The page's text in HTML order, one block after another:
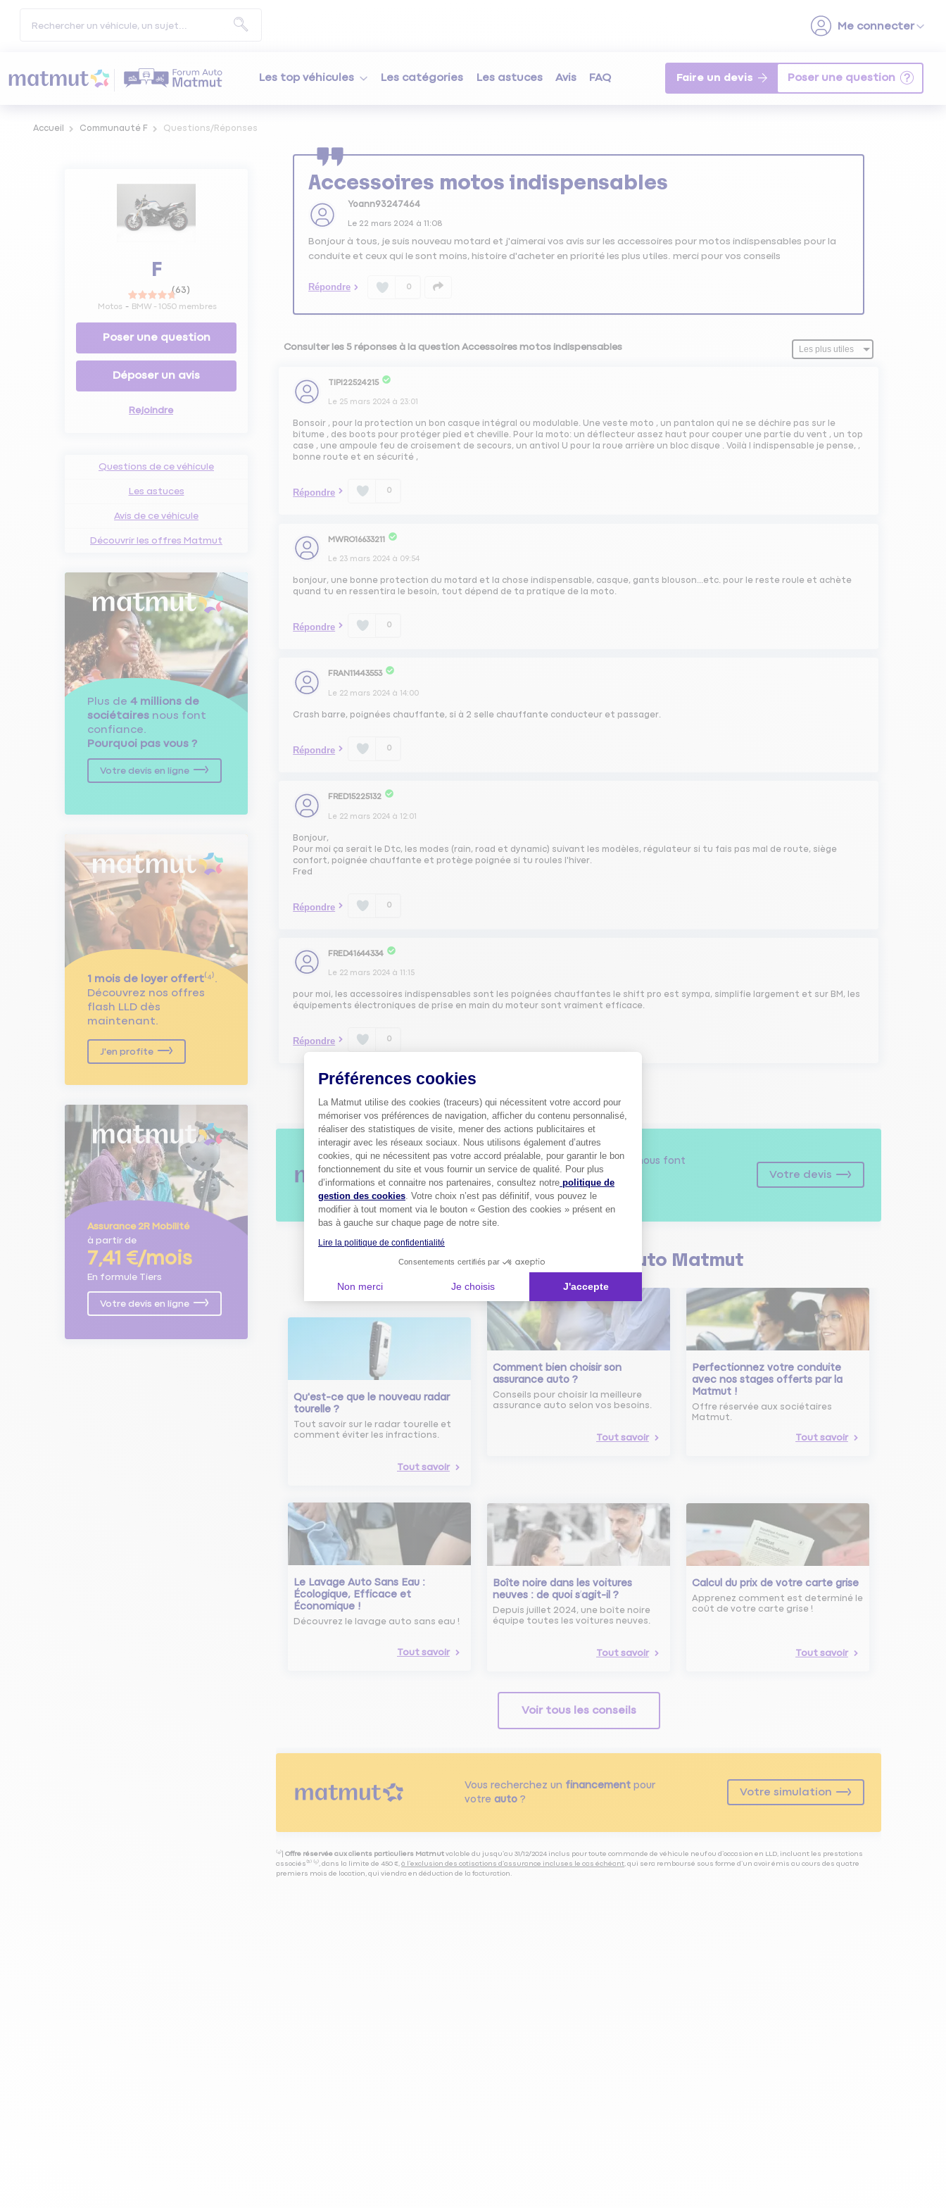
Les top véhicules Les catégories Les astuces Avis FAQ Faire un devis
Accueil Communauté F Questions/Réponses
F
(63)
Motos BMW- 1050membres
Poser une question
Déposer un avis
Rejoindre
Questions de ce véhicule
Les astuces
Avis de ce véhicule
Découvrir les offres Matmut
Plus de 4 millions de
sociétaires nous font
confiance.
Pourquoi pas vous ?
Votre devis en ligne
1 mois de loyer offert⁽⁴⁾.
Découvrez nos offres
flash LLD dès
maintenant.
J'en profite
Assurance 2R Mobilité
à partir de
7,41 €/mois
En formule Tiers
Votre devis en ligne
Accessoires motos indispensables
Yoann93247464
Le 22 mars 2024à 11:08
Bonjour à tous, je suis nouveau motard et j'aimerai vos avis sur les accessoires pour motos indispensables pour la
conduite et ceux qui le sont moins, histoire d'acheter en priorité les plus utiles. merci pour vos conseils
Répondre 0
Consulter les 5 réponses à la question Accessoires motos indispensables
TIPI22524215
Le 25 mars 2024 à 23:01
Bonsoir , pour la protection un bon casque intégral ou modulable. Une veste moto , un pantalon qui ne se déchire pas sur le
bitume , des boots pour protéger pied et cheville. Pour la moto: un déflecteur assez haut pour couper une partie du vent , un top
case , une ampoule feu de croisement de secours, un antivol U pour la roue arrière un bloc disque . Voilà l indispensable je pense, ,
bonne route et en sécurité ,
Répondre 0
MWRO16633211
Le 23 mars 2024 à 09:54
bonjour, une bonne protection du motard et la chose indispensable, casque, gants blouson...etc. pour le reste roule et achète
quand tu en ressentira le besoin, tout dépend de ta pratique de la moto.
Répondre 0
FRAN11443553
Le 22 mars 2024 à 14:00
Crash barre, poignées chauffante, si à 2 selle chauffante conducteur et passager.
Répondre 0
FRED15225132
Le 22 mars 2024 à 12:01
Bonjour,
Pour moi ça serait le Dtc, les modes (rain, road et dynamic) suivant les modèles, régulateur si tu fais pas mal de route, siège
confort, poignée chauffante et protège poignée si tu roules l'hiver.
Fred
Répondre 0
FRED41644334
Le 22 mars 2024 à 11:15
pour moi, les accessoires indispensables sont les poignées chauffantes le shift pro est sympa, simplifie largement et sur BM, les
équipements électroniques de prise en main du moteur sont vraiment efficace.
Répondre 0
Plus de4 millions de sociétaires
nous font
confiance.
Pourquoi pas vous ?
Votre devis
Découvrez les Auto Matmut
Qu'est-ce que le nouveau radar
tourelle ?
Tout savoir sur le radar tourelle et
comment éviter les infractions.
Tout savoir
Comment bien choisir son
assurance auto ?
Conseils pour choisir la meilleure
assurance auto selon vos besoins.
Tout savoir
Perfectionnez votre conduite
avec nos stages offerts par la
Matmut !
Offre réservée aux sociétaires
Matmut.
Tout savoir
Le Lavage Auto Sans Eau :
Écologique, Efficace et
Économique !
Découvrez le lavage auto sans eau !
Tout savoir
Boîte noire dans les voitures
neuves : de quoi s’agit-il ?
Depuis juillet 2024, une boîte noire
équipe toutes les voitures neuves.
Tout savoir
Calcul du prix de votre carte grise
Apprenez comment est determiné le
coût de votre carte grise !
Tout savoir
Voir tous les conseils
Vous recherchez un financementpour
votre auto?
Votre simulation
⁽⁴⁾| Offre réservée aux clients particuliers Matmut valable du jusqu’au 31/12/2024 inclus pour toute commande de véhicule neuf ou d’occasion en LLD, incluant les prestations
associés⁽³⁾ ⁽⁵⁾, dans la limite de 450 €, à l’exclusion des cotisations d’assurance incluses le cas échéant , qui sera remboursé sous forme d’un avoir émis au cours des quatre
premiers mois de location, qui viendra en déduction de la facturation.
Préférences cookies
La Matmut utilise des cookies (traceurs) qui nécessitent votre accord pour
mémoriser vos préférences de navigation, afficher du contenu personnalisé,
réaliser des statistiques de visite, mener des actions publicitaires et
interagir avec les réseaux sociaux. Nous utilisons également d’autres
cookies, qui ne nécessitent pas votre accord préalable, pour garantir le bon
fonctionnement du site et vous fournir un service de qualité. Pour plus
d’informations et connaitre nos partenaires, consultez notre politique de
gestion des cookies . Votre choix n’est pas définitif, vous pouvez le
modifier à tout moment via le bouton « Gestion des cookies » présent en
bas à gauche sur chaque page de notre site.
Lire la politique de confidentialité
Consentements certifiés par
Non merci Je choisis J'accepte
Axeptio consent